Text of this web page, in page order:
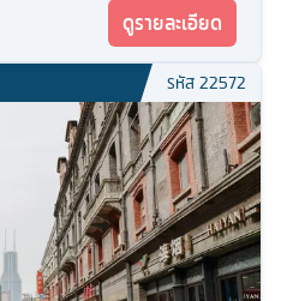
ดูรายละเอียด
รหัส22572